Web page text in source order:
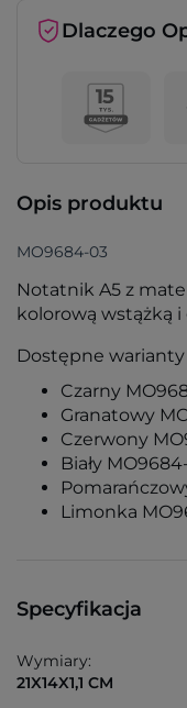
Dlaczego
Opis produktu
MO9684-03
Notatnik A5 z
kolorową wstążką
Dostępne
Czarny
Granatowy
Czerwony
Biały
Limonka
Specyfikacja
Wymiary:
21X14X1,1 CM